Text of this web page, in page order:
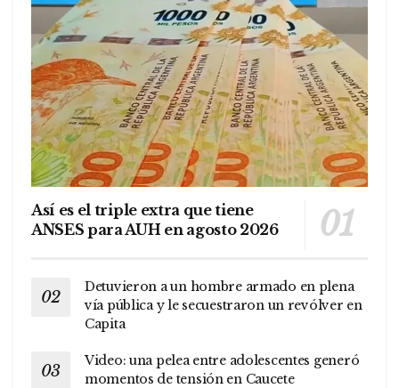
Así es el triple extra que tiene
ANSES para AUH en agosto 2026
Detuvieron a un hombre armado en plena
vía pública y le secuestraron un revólver en
Capita
Video: una pelea entre adolescentes generó
momentos de tensión en Caucete